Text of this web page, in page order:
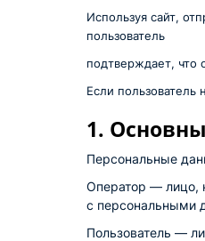
Используя сайт,
пользователь
подтверждает, что
Если пользователь
1.
Персональные
Оператор — лицо,
с персональными
Пользователь —